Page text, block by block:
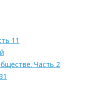
11
Часть 2